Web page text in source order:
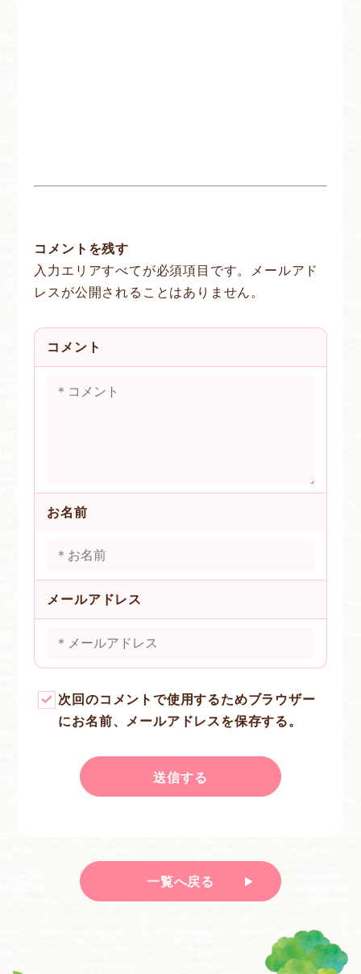
コメントを残す
入力エリアすべてが必須項目です。メールアド
レスが公開されることはありません。
コメント
お名前
メールアドレス
次回のコメントで使用するためブラウザー
にお名前、メールアドレスを保存する。
一覧へ戻る